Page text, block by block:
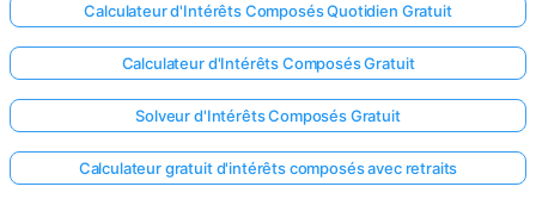
Calculateur d'Intérêts Composés Quotidien Gratuit
Calculateur d'Intérêts Composés Gratuit
Solveur d'Intérêts Composés Gratuit
Calculateur gratuit d'intérêts composés avec retraits